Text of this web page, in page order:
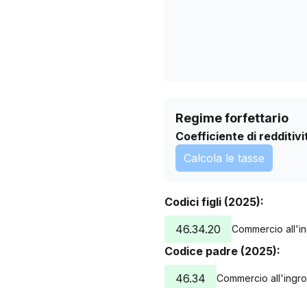
Regime forfettario
Coefficiente di
Calcola le tasse
Codici figli (2025):
46.34.20
Commercio
Codice padre (2025):
46.34
Commercio